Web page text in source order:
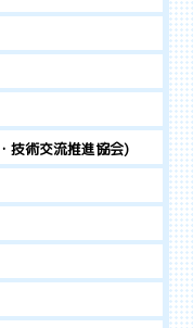
技術交流推進協会)